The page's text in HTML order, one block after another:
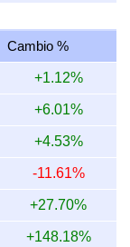
67,861.40
69,580.79
69,638.69
69,339.77
69,790.40
Cambio %
+1.12%
+6.01%
+4.53%
-11.61%
+27.70%
+148.18%